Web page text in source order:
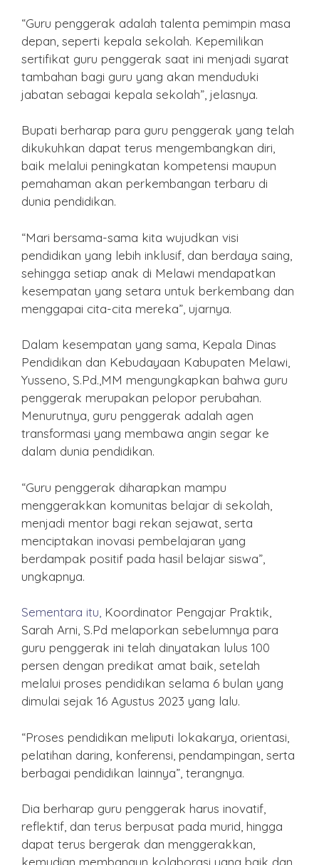
“Guru penggerak adalah talenta pemimpin masa
depan, seperti kepala sekolah. Kepemilikan
sertifikat guru penggerak saat ini menjadi syarat
tambahan bagi guru yang akan menduduki
jabatan sebagai kepala sekolah”, jelasnya.
Bupati berharap para guru penggerak yang telah
dikukuhkan dapat terus mengembangkan diri,
baik melalui peningkatan kompetensi maupun
pemahaman akan perkembangan terbaru di
dunia pendidikan.
“Mari bersama-sama kita wujudkan visi
pendidikan yang lebih inklusif, dan berdaya saing,
sehingga setiap anak di Melawi mendapatkan
kesempatan yang setara untuk berkembang dan
menggapai cita-cita mereka”, ujarnya.
Dalam kesempatan yang sama, Kepala Dinas
Pendidikan dan Kebudayaan Kabupaten Melawi,
Yusseno, S.Pd.,MM mengungkapkan bahwa guru
penggerak merupakan pelopor perubahan.
Menurutnya, guru penggerak adalah agen
transformasi yang membawa angin segar ke
dalam dunia pendidikan.
“Guru penggerak diharapkan mampu
menggerakkan komunitas belajar di sekolah,
menjadi mentor bagi rekan sejawat, serta
menciptakan inovasi pembelajaran yang
berdampak positif pada hasil belajar siswa”,
ungkapnya.
Sementara itu, Koordinator Pengajar Praktik,
Sarah Arni, S.Pd melaporkan sebelumnya para
guru penggerak ini telah dinyatakan lulus 100
persen dengan predikat amat baik, setelah
melalui proses pendidikan selama 6 bulan yang
dimulai sejak 16 Agustus 2023 yang lalu.
“Proses pendidikan meliputi lokakarya, orientasi,
pelatihan daring, konferensi, pendampingan, serta
berbagai pendidikan lainnya”, terangnya.
Dia berharap guru penggerak harus inovatif,
reflektif, dan terus berpusat pada murid, hingga
dapat terus bergerak dan menggerakkan,